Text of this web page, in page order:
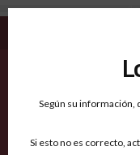
Según su información,
Si esto no es correcto,